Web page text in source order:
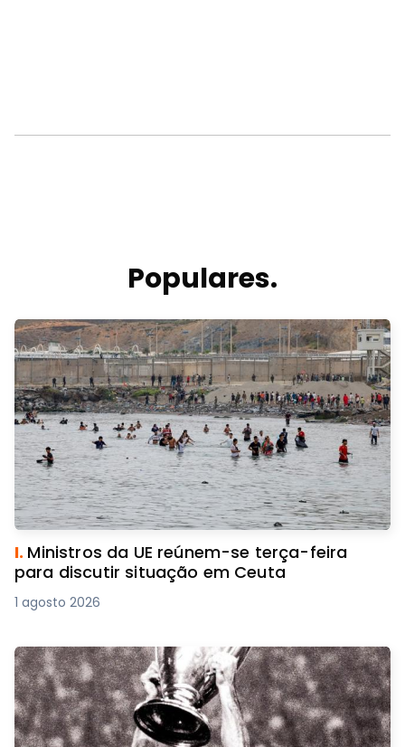
Populares.
I. Ministros da UE reúnem-se terça-feira
para discutir situação em Ceuta
1 agosto 2026